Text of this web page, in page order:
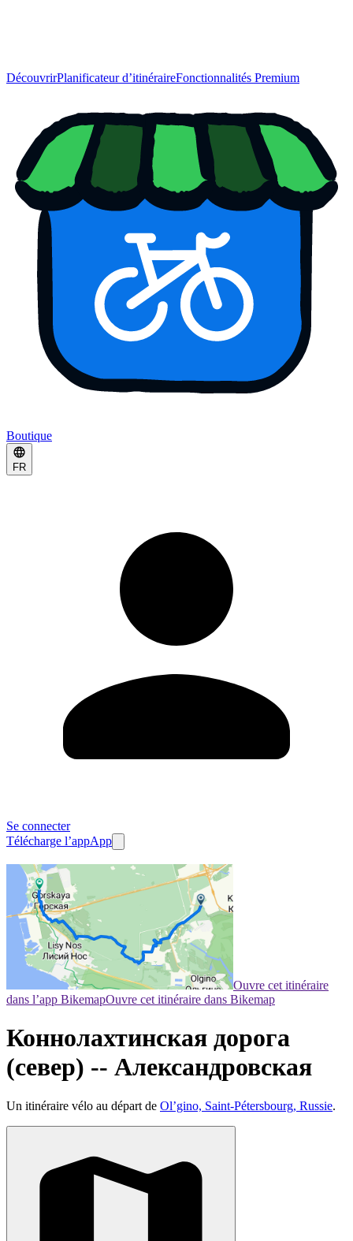
DécouvrirPlanificateur d’itinéraireFonctionnalités Premium
Boutique
FR
Se connecter
Télécharge l’appApp
Ouvre cet itinéraire
dans l’app BikemapOuvre cet itinéraire dans Bikemap
Коннолахтинская дорога
(север) -- Александровская
Un itinéraire vélo au départ de Ol’gino, Saint-Pétersbourg, Russie.